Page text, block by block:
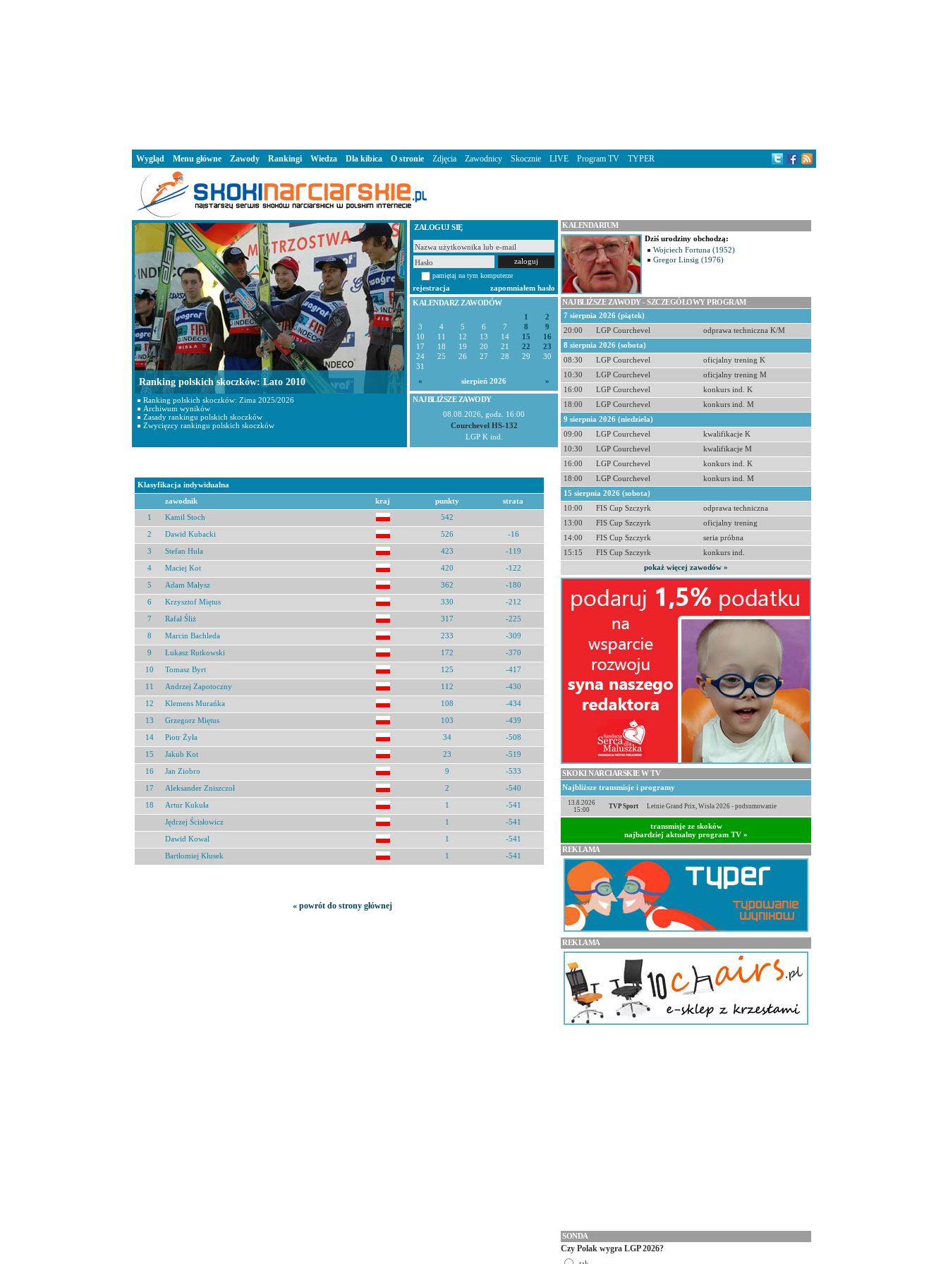
ZALOGUJ SIĘ
pamiętaj na tym komputerze
rejestracja
zapomniałem hasło
KALENDARZ ZAWODÓW
1
2
3
4 5 6 7 8
9
10
11 12 13 14 15
16
17
18 19 20 21 22
23
24
25 26 27 28 29
30
31
«
sierpień 2026 »
NAJBLIŻSZE ZAWODY
08.08.2026, godz. 16:00
Courchevel HS-132
LGP K ind.
Klasyfikacja indywidualna
zawodnik kraj punkty strata
1 Kamil Stoch 542
2 Dawid Kubacki 526 -16
3 Stefan Hula 423 -119
4 Maciej Kot 420 -122
5 Adam Małysz 362 -180
6 Krzysztof Miętus 330 -212
7 Rafał Śliż 317 -225
8 Marcin Bachleda 233 -309
9 Łukasz Rutkowski 172 -370
10 Tomasz Byrt 125 -417
11 Andrzej Zapotoczny 112 -430
12 Klemens Murańka 108 -434
13 Grzegorz Miętus 103 -439
14 Piotr Żyła 34 -508
15 Jakub Kot 23 -519
16 Jan Ziobro 9 -533
17 Aleksander Zniszczoł 2 -540
18 Artur Kukuła 1 -541
Jędrzej Ścisłowicz 1 -541
Dawid Kowal 1 -541
Bartłomiej Kłusek 1 -541
« powrót do strony głównej
Ranking polskich skoczków: Lato 2010
Ranking polskich skoczków: Zima 2025/2026
Archiwum wyników
Zasady rankingu polskich skoczków
Zwycięzcy rankingu polskich skoczków
KALENDARIUM
Dziś urodziny obchodzą:
Wojciech Fortuna (1952)
Gregor Linsig (1976)
NAJBLIŻSZE ZAWODY - SZCZEGÓŁOWY PROGRAM
7 sierpnia 2026 (piątek)
20:00
LGP Courchevel
odprawa techniczna K/M
8 sierpnia 2026 (sobota)
08:30
LGP Courchevel
oficjalny trening K
10:30
LGP Courchevel
oficjalny trening M
16:00
LGP Courchevel
konkurs ind. K
18:00
LGP Courchevel
konkurs ind. M
9 sierpnia 2026 (niedziela)
09:00
LGP Courchevel
kwalifikacje K
10:30
LGP Courchevel
kwalifikacje M
16:00
LGP Courchevel
konkurs ind. K
18:00
LGP Courchevel
konkurs ind. M
15 sierpnia 2026 (sobota)
10:00
FIS Cup Szczyrk
odprawa techniczna
13:00
FIS Cup Szczyrk
oficjalny trening
14:00
FIS Cup Szczyrk
seria próbna
15:15
FIS Cup Szczyrk
konkurs ind.
pokaż więcej zawodów »
SKOKI NARCIARSKIE W TV
Najbliższe transmisje i programy
13.8.2026
15:00
TVP Sport Letnie Grand Prix, Wisła 2026 - podsumowanie
transmisje ze skoków
najbardziej aktualny program TV »
REKLAMA
REKLAMA
SONDA
Czy Polak wygra LGP 2026?
Wygląd Menu główne Zawody Rankingi Wiedza Dla kibica O stronie Zdjęcia Zawodnicy Skocznie LIVE Program TV TYPER